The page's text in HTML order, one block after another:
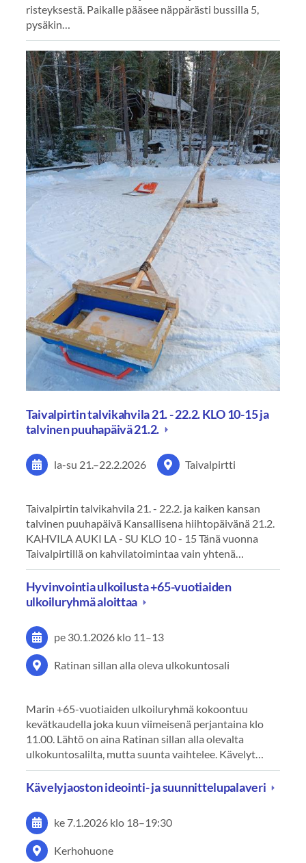
risteyksestä. Paikalle pääsee näppärästi bussilla 5,
pysäkin…
Taivalpirtin talvikahvila 21. - 22.2. KLO 10-15 ja
talvinen puuhapäivä 21.2.
la-su 21.–22.2.2026 Taivalpirtti
Taivalpirtin talvikahvila 21. - 22.2. ja kaiken kansan
talvinen puuhapäivä Kansallisena hiihtopäivänä 21.2.
KAHVILA AUKI LA - SU KLO 10 - 15 Tänä vuonna
Taivalpirtillä on kahvilatoimintaa vain yhtenä…
Hyvinvointia ulkoilusta +65-vuotiaiden
ulkoiluryhmä aloittaa
pe 30.1.2026 klo 11–13
Ratinan sillan alla oleva ulkokuntosali
Marin +65-vuotiaiden ulkoiluryhmä kokoontuu
kevätkaudella joka kuun viimeisenä perjantaina klo
11.00. Lähtö on aina Ratinan sillan alla olevalta
ulkokuntosalilta, mutta suunta vaihtelee. Kävelyt…
Kävelyjaoston ideointi- ja suunnittelupalaveri
ke 7.1.2026 klo 18–19:30
Kerhohuone